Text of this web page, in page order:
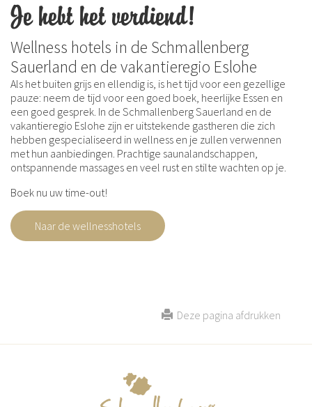
Je hebt het verdiend!
Wellness hotels in de Schmallenberg
Sauerland en de vakantieregio Eslohe
Als het buiten grijs en ellendig is, is het tijd voor een gezellige
pauze: neem de tijd voor een goed boek, heerlijke Essen en
een goed gesprek. In de Schmallenberg Sauerland en de
vakantieregio Eslohe zijn er uitstekende gastheren die zich
hebben gespecialiseerd in wellness en je zullen verwennen
met hun aanbiedingen. Prachtige saunalandschappen,
ontspannende massages en veel rust en stilte wachten op je.
Boek nu uw time-out!
Naar de wellnesshotels
Deze pagina afdrukken